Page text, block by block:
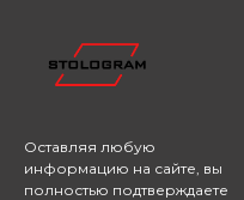
Оставляя любую
информацию на сайте, вы
полностью подтверждаете